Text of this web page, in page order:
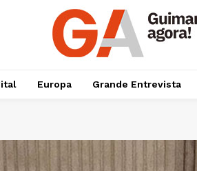
Europa Grande Entrevista